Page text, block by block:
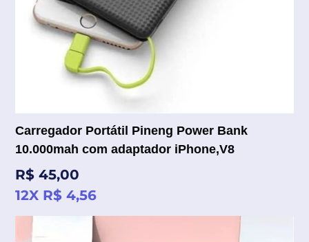
Carregador Portátil Pineng Power Bank
10.000mah com adaptador iPhone,V8
Preço
normal
R$ 45,00
12X R$ 4,56